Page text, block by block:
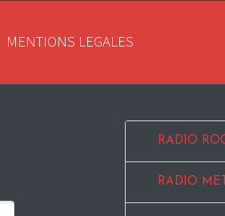
MENTIONS LEGALES
RADIO
RADIO